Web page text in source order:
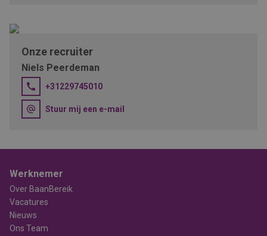
Onze recruiter
Niels Peerdeman
+31229745010
Stuur mij een e-mail
Werknemer
Over BaanBereik
Vacatures
Nieuws
Ons Team